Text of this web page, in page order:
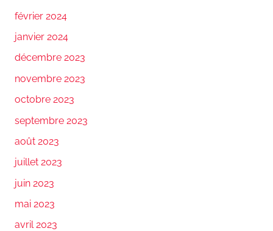
février 2024
janvier 2024
décembre 2023
novembre 2023
octobre 2023
septembre 2023
août 2023
juillet 2023
juin 2023
mai 2023
avril 2023